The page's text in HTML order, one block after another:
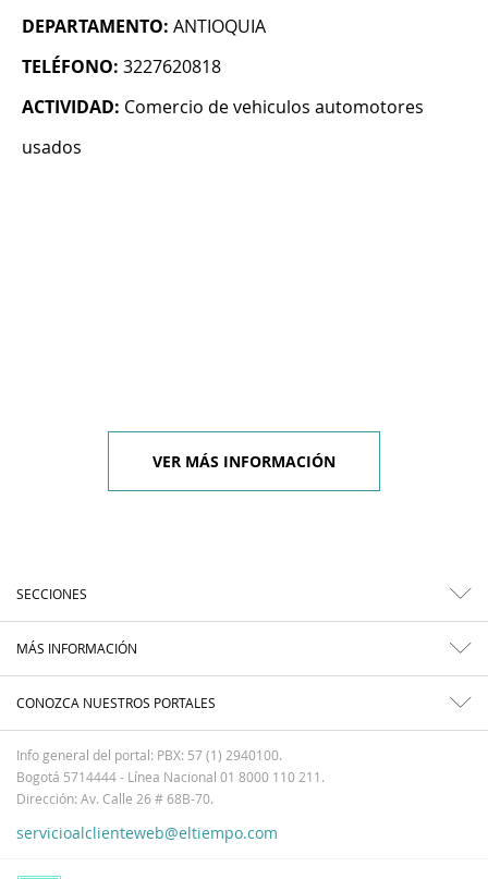
DEPARTAMENTO: ANTIOQUIA
TELÉFONO: 3227620818
ACTIVIDAD: Comercio de vehiculos automotores
usados
VER MÁS INFORMACIÓN
SECCIONES
MÁS INFORMACIÓN
CONOZCA NUESTROS PORTALES
Info general del portal: PBX: 57 (1) 2940100.
Bogotá 5714444 - Línea Nacional 01 8000 110 211.
Dirección: Av. Calle 26 # 68B-70.
servicioalclienteweb@eltiempo.com